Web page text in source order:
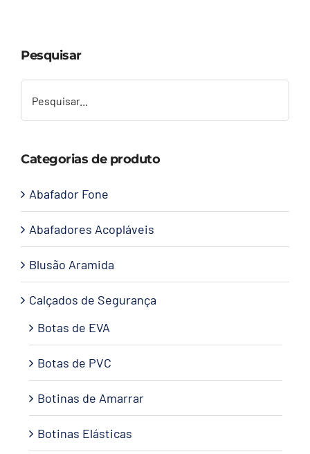
Contato
Pesquisar
Categorias de produto
Abafador Fone
Abafadores Acopláveis
Blusão Aramida
Calçados de Segurança
Botas de EVA
Botas de PVC
Botinas de Amarrar
Botinas Elásticas